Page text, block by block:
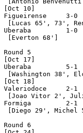
[Oct 10]
Figueirense	3-0  Novo Esporte	[Att.:242]
[Lucas 65', 73',
Uberaba		1-0  Valeriodoce	[Att.:710]
[Everton 68']
Round 5
[Oct 17]
Uberaba		5-1  Novo Esporte	[Att.:622]
[Washington 38',
[Oct 18]
Valeriodoce	2-1  Nacional		[Att.:756]
[Joao Vitor 2',
Formiga		2-1  Figueirense	[Att.:813]
[Diego 29', Michel
Round 6